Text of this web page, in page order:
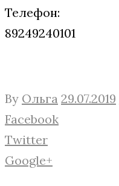
Телефон:
89249240101
By Ольга 29.07.2019
Facebook
Twitter
Google+